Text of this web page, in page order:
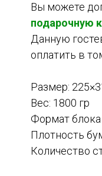
Вы можете
подарочную
Данную
оплатить в
Размер:
Вес: 1800 гр
Формат
Плотность
Количество